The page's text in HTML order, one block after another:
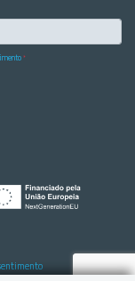
*